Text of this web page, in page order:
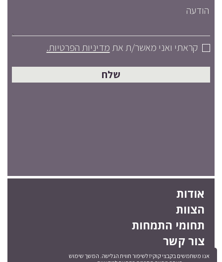
קראתי ואני מאשר/ת אתמדיניות הפרטיות.
שלח
אודות
הצוות
תחומי התמחות
צור קשר
מדיניות הפרטיות
אנו משתמשים בקבצי קוקיז לשיפור חווית הגלישה. המשך שימוש